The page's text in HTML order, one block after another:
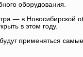
оборудования.
— в Новосибирской
в этом году.
применяться